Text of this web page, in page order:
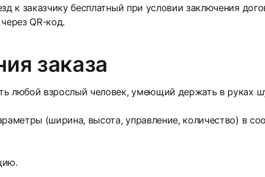
к заказчику бесплатный при условии заключения
QR-код.
заказа
любой взрослый человек, умеющий держать в руках
(ширина, высота, управление, количество) в